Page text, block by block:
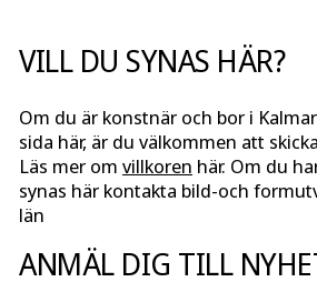
VILL DU SYNAS HÄR?
Om du är konstnär och bor i
sida här, är du välkommen att
Läs mer om villkoren här. Om du
synas här kontakta bild-och
län
ANMÄL DIG TILL